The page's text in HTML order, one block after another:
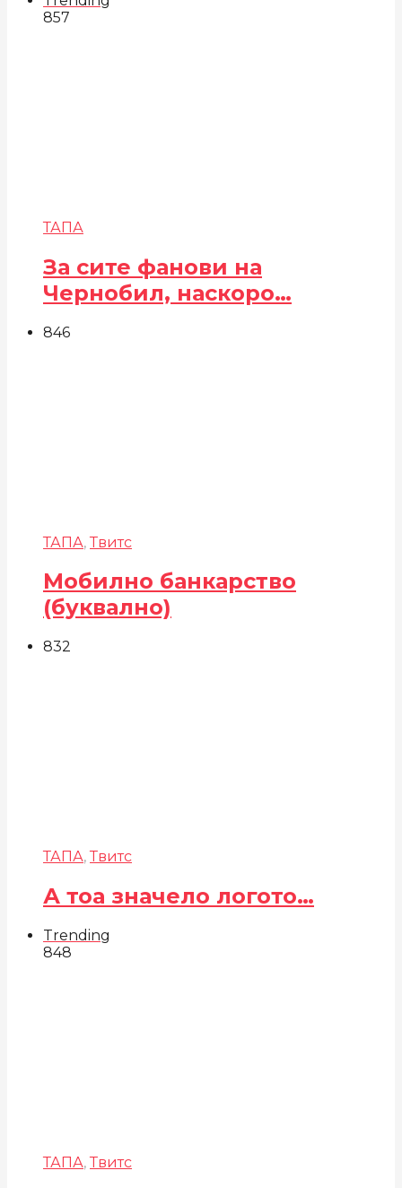
857
ТАПА
За сите фанови на
Чернобил, наскоро…
846
ТАПА, Твитс
Мобилно банкарство
(буквално)
832
ТАПА, Твитс
А тоа значело логото…
Trending
848
ТАПА, Твитс